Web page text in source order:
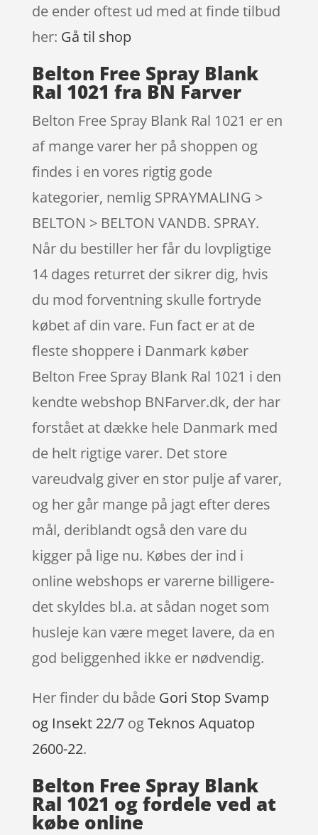
de ender oftest ud med at finde tilbud
her: Gå til shop
Belton Free Spray Blank
Ral 1021 fra BN Farver
Belton Free Spray Blank Ral 1021 er en
af mange varer her på shoppen og
findes i en vores rigtig gode
kategorier, nemlig SPRAYMALING >
BELTON > BELTON VANDB. SPRAY.
Når du bestiller her får du lovpligtige
14 dages returret der sikrer dig, hvis
du mod forventning skulle fortryde
købet af din vare. Fun fact er at de
fleste shoppere i Danmark køber
Belton Free Spray Blank Ral 1021 i den
kendte webshop BNFarver.dk, der har
forstået at dække hele Danmark med
de helt rigtige varer. Det store
vareudvalg giver en stor pulje af varer,
og her går mange på jagt efter deres
mål, deriblandt også den vare du
kigger på lige nu. Købes der ind i
online webshops er varerne billigere-
det skyldes bl.a. at sådan noget som
husleje kan være meget lavere, da en
god beliggenhed ikke er nødvendig.
Her finder du både Gori Stop Svamp
og Insekt 22/7ogTeknos Aquatop
2600-22.
Belton Free Spray Blank
Ral 1021 og fordele ved at
købe online